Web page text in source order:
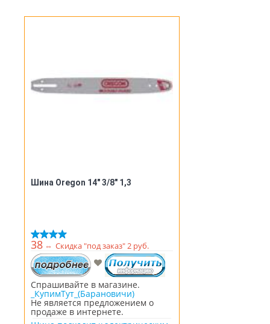
Шина Oregon 14" 3/8" 1,3
38 ⇔ Скидка "под заказ" 2 руб.
Спрашивайте в магазине.
_КупимТут_(Барановичи)
Не является предложением о
продаже в интернете.